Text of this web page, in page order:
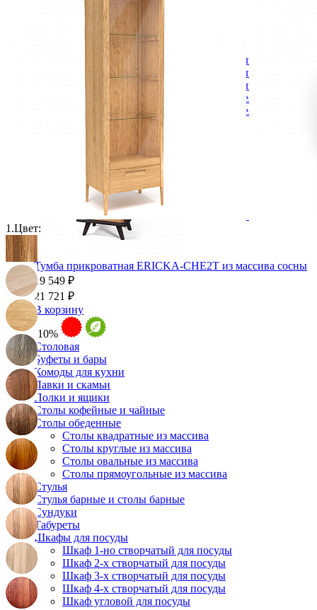
Шкафы для одежды
Антресоли на шкаф
Полки и ящики в шкаф для одежды
Шкаф 1-дверный для одежды и белья
Шкафы 2-х дверные для одежды и белья
Шкафы 3-х дверные для одежды и белья
Шкафы 4-х дверные для одежды и белья
Шкафы 5-ти дверные для одежды и белья
Шкафы 6-ти дверные для одежды и белья
Шкафы купе для одежды и белья
Шкафы угловые для одежды и белья
Ящики и короба
Тумба прикроватная ERICKA-CHE2T из массива сосны
19 549 ₽
21 721 ₽
В корзину
-10%
Столовая
Буфеты и бары
Комоды для кухни
Лавки и скамьи
Полки и ящики
Столы кофейные и чайные
Столы обеденные
Столы квадратные из массива
Столы круглые из массива
Столы овальные из массива
Столы прямоугольные из массива
Стулья
Стулья барные и столы барные
Сундуки
Табуреты
Шкафы для посуды
Шкаф 1-но створчатый для посуды
Шкаф 2-х створчатый для посуды
Шкаф 3-х створчатый для посуды
Шкаф 4-х створчатый для посуды
Шкаф угловой для посуды
1.Цвет: